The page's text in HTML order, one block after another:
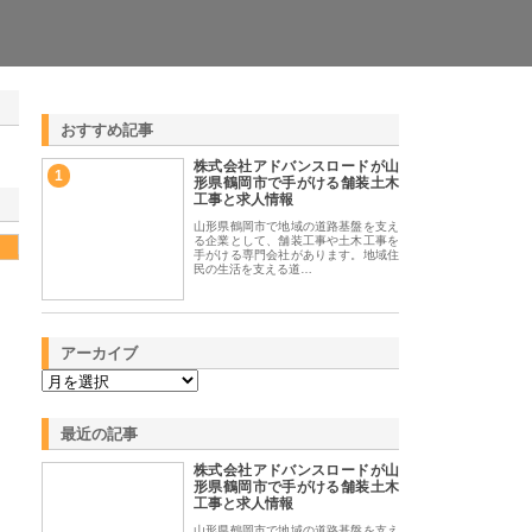
おすすめ記事
1
株式会社アドバンスロードが山
形県鶴岡市で手がける舗装土木
工事と求人情報
山形県鶴岡市で地域の道路基盤を支え
る企業として、舗装工事や土木工事を
手がける専門会社があります。地域住
民の生活を支える道…
アーカイブ
最近の記事
株式会社アドバンスロードが山
形県鶴岡市で手がける舗装土木
工事と求人情報